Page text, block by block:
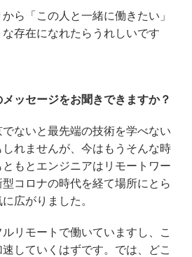
ら「この人と一緒に働きたい」
存在になれたらうれしいです
ッセージをお聞きできますか？
ないと最先端の技術を学べない
れませんが、今はもうそんな時
もとエンジニアはリモートワー
コロナの時代を経て場所にとら
広がりました。
リモートで働いていますし、こ
していくはずです。では、どこ